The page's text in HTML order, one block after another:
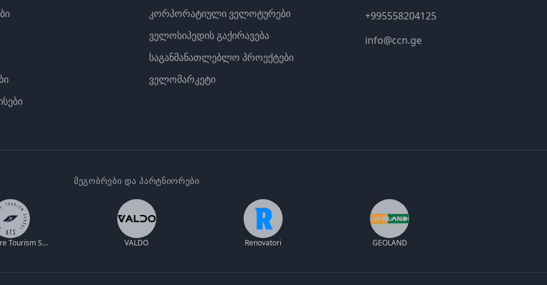
კორპორატიული ველოტურები
ველოსიპედის გაქირავება
საგანმანათლებლო პროექტები
ველომარკეტი
+995558204125
info@ccn.ge
ᲛᲔᲒᲝᲑᲠᲔᲑᲘ ᲓᲐ ᲞᲐᲠᲢᲜᲘᲝᲠᲔᲑᲘ
Adventure Tourism School VALDO Renovatori GEOLAND